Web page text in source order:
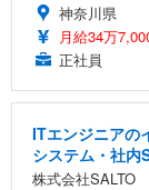
神奈川県
月給34万
正社員
ITエンジニアの
システム・社内
株式会社SALTO